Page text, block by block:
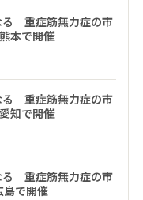
る 重症筋無力症の市
本で開催
る 重症筋無力症の市
知で開催
る 重症筋無力症の市
島で開催